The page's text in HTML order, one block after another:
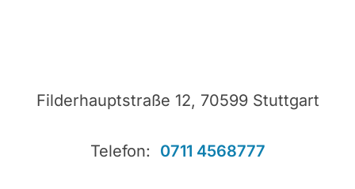
Filderhauptstraße 12, 70599 Stuttgart
Telefon: 0711 4568777